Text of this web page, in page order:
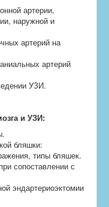
артерии,
наружной и
артерий на
артерий
УЗИ.
и УЗИ:
бляшки:
типы бляшек.
сопоставлении с
эндартериоэктомии